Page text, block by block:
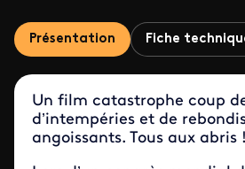
Présentation Fiche
Un film catastrophe coup
d’intempéries et de
angoissants. Tous aux abris !